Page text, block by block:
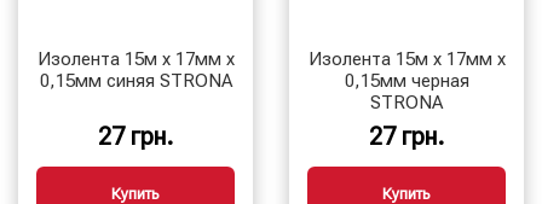
Изолента 15м х 17мм х
0,15мм синяя STRONA
27 грн.
Купить
Изолента 15м х 17мм х
0,15мм черная
STRONA
27 грн.
Купить